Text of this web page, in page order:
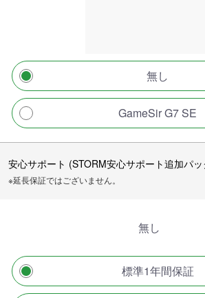
無し
GameSir G7 SE
安心サポート (STORM安心サポート追加パ
※延長保証ではございません。
無し
標準1年間保証